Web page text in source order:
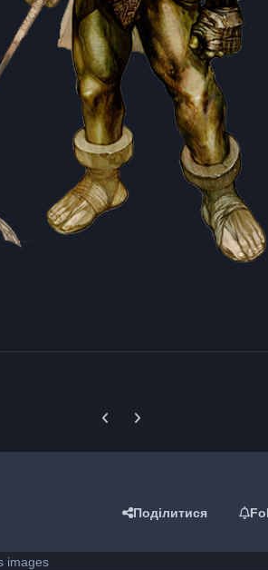
Previous carousel slide
Next carousel slide
Поділитися
images